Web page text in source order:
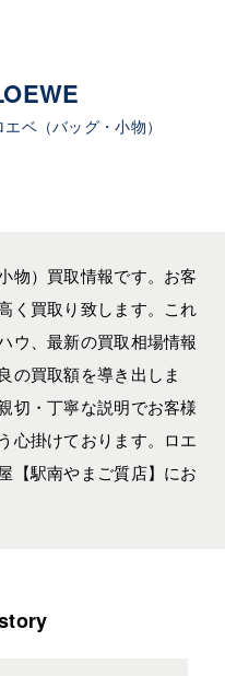
エベ（バッグ・小物）
物）買取情報です。お客
く買取り致します。これ
ウ、最新の買取相場情報
の買取額を導き出しま
切・丁寧な説明でお客様
心掛けております。ロエ
【駅南やまご質店】にお